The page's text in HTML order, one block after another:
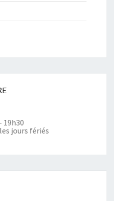
19h30
jours fériés